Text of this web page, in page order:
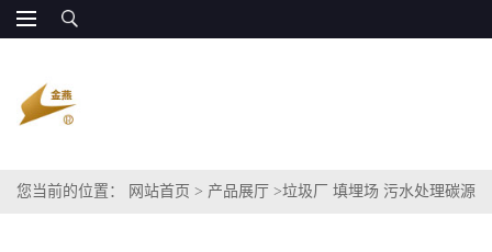
您当前的位置： 网站首页 > 产品展厅 >垃圾厂 填埋场 污水处理碳源